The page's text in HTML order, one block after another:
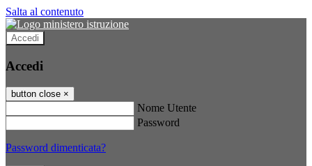
Salta al contenuto
Accedi
Accedi
button close ×
Nome Utente
Password
Password dimenticata?